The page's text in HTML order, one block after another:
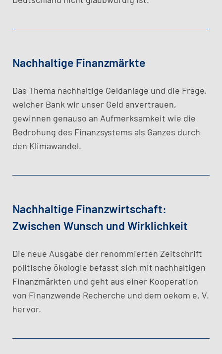
Nachhaltige Finanzmärkte
Das Thema nachhaltige Geldanlage und die Frage,
welcher Bank wir unser Geld anvertrauen,
gewinnen genauso an Aufmerksamkeit wie die
Bedrohung des Finanzsystems als Ganzes durch
den Klimawandel.
Nachhaltige Finanzwirtschaft:
Zwischen Wunsch und Wirklichkeit
Die neue Ausgabe der renommierten Zeitschrift
politische ökologie befasst sich mit nachhaltigen
Finanzmärkten und geht aus einer Kooperation
von Finanzwende Recherche und dem oekom e. V.
hervor.